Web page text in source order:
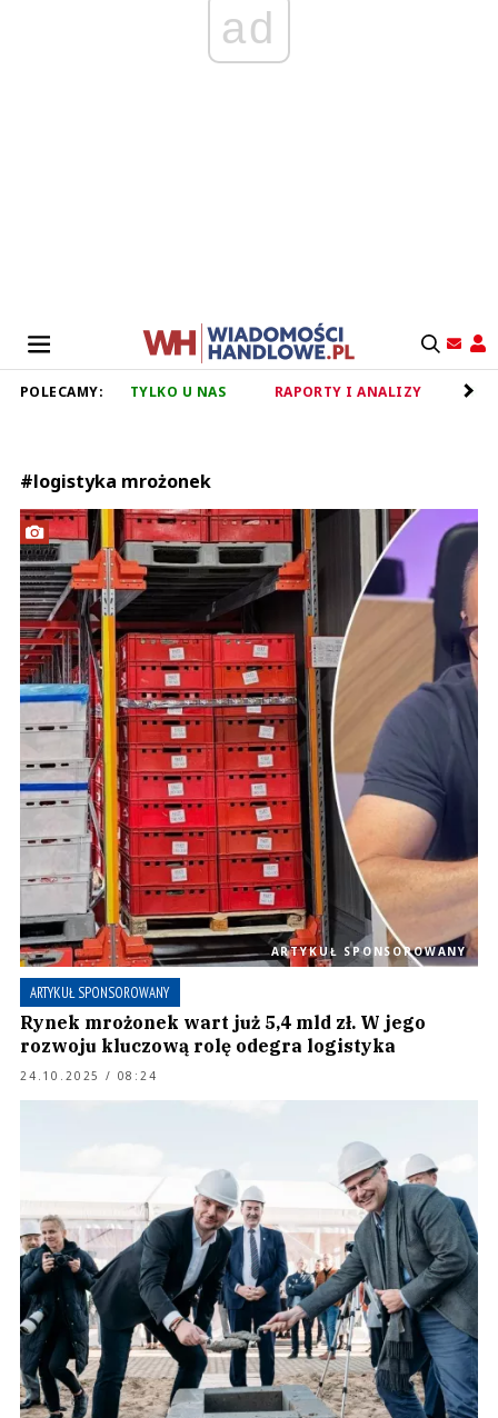
ad
POLECAMY: TYLKO U NAS RAPORTY I ANALIZY
#logistyka mrożonek
ARTYKUŁ SPONSOROWANY
ARTYKUŁ SPONSOROWANY
Rynek mrożonek wart już 5,4 mld zł. W jego
rozwoju kluczową rolę odegra logistyka
24.10.2025 / 08:24